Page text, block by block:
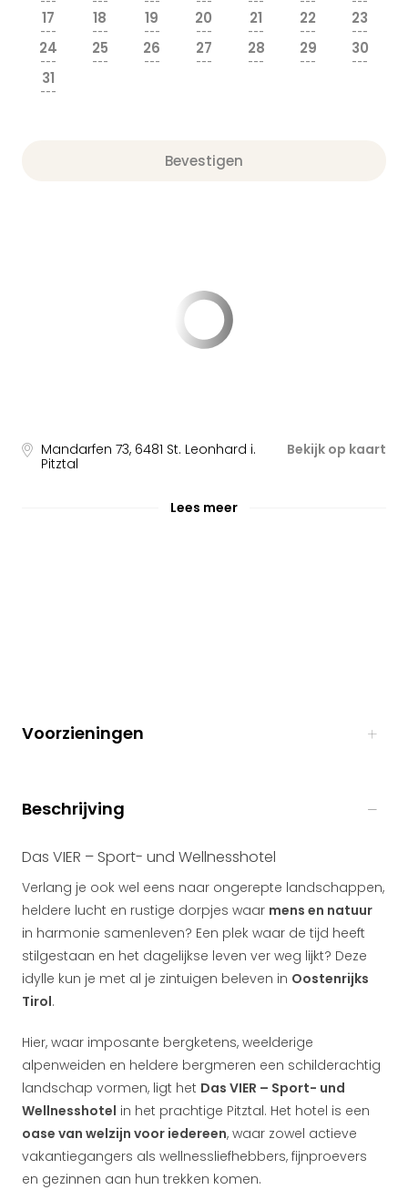
17
---
18
---
19
---
20
---
21
---
22
---
23
---
24
---
25
---
26
---
27
---
28
---
29
---
30
---
31
---
Bevestigen
Mandarfen 73, 6481 St. Leonhard i.
Pitztal
Bekijk op kaart
Lees meer
Voorzieningen
Beschrijving
Das VIER – Sport- und Wellnesshotel
Verlang je ook wel eens naar ongerepte landschappen,
heldere lucht en rustige dorpjes waar mens en natuur
in harmonie samenleven? Een plek waar de tijd heeft
stilgestaan en het dagelijkse leven ver weg lijkt? Deze
idylle kun je met al je zintuigen beleven in Oostenrijks
Tirol.
Hier, waar imposante bergketens, weelderige
alpenweiden en heldere bergmeren een schilderachtig
landschap vormen, ligt het Das VIER – Sport- und
Wellnesshotel in het prachtige Pitztal. Het hotel is een
oase van welzijn voor iedereen, waar zowel actieve
vakantiegangers als wellnessliefhebbers, fijnproevers
en gezinnen aan hun trekken komen.